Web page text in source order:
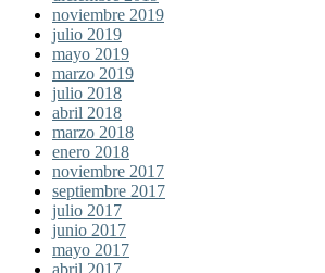
noviembre 2019
julio 2019
mayo 2019
marzo 2019
julio 2018
abril 2018
marzo 2018
enero 2018
noviembre 2017
septiembre 2017
julio 2017
junio 2017
mayo 2017
abril 2017